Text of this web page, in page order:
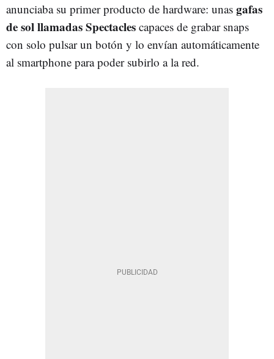
anunciaba su primer producto de hardware: unas gafas
de sol llamadas Spectacles capaces de grabar snaps
con solo pulsar un botón y lo envían automáticamente
al smartphone para poder subirlo a la red.